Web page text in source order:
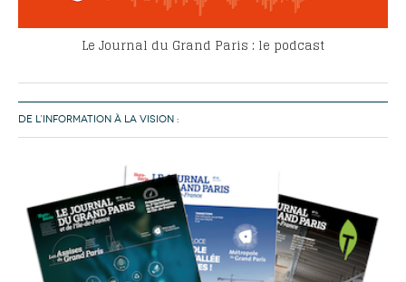
Le Journal du Grand Paris : le podcast
DE L’INFORMATION À LA VISION :